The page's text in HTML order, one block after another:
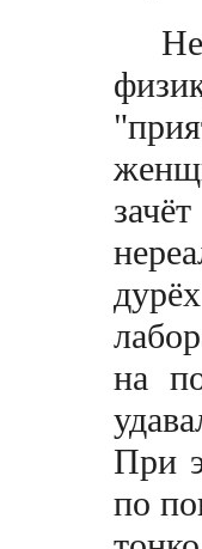
на
При
по